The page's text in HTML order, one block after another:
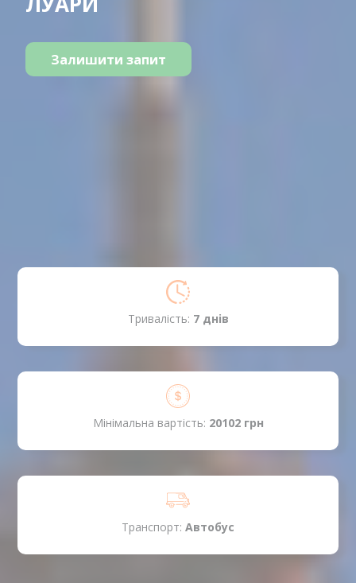
Залишити запит
Тривалість: 7 днiв
Мінімальна вартість: 20102 грн
Транспорт: Автобус